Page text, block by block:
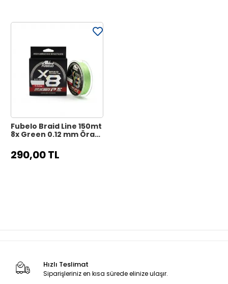
Fubelo Braid Line 150mt
8x Green 0.12 mm Örgü
290,00 TL
Hızlı Teslimat
Siparişleriniz en kısa sürede elinize ulaşır.